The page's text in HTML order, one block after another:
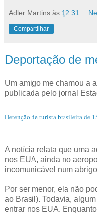
Adler Martins às 12:31
Compartilhar
Deportação de
Um amigo me chamou a
publicada pelo jornal
Detenção de turista brasileira de
A notícia relata que uma
nos EUA, ainda no
incomunicável num
Por ser menor, ela não
ao Brasil). Todavia,
entrar nos EUA.